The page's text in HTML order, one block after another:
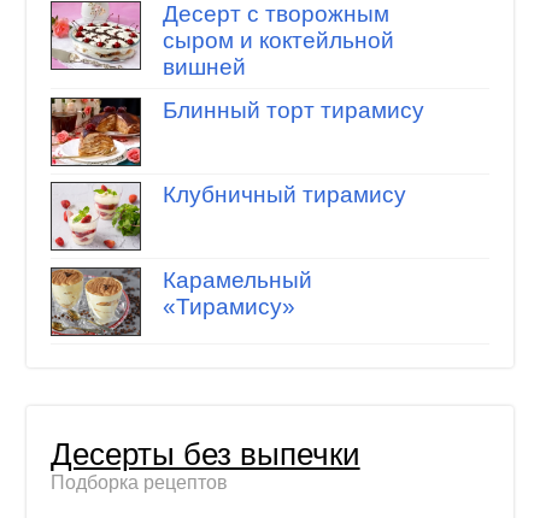
Десерт с творожным
сыром и коктейльной
вишней
Блинный торт тирамису
Клубничный тирамису
Карамельный
«Тирамису»
Десерты без выпечки
Подборка рецептов